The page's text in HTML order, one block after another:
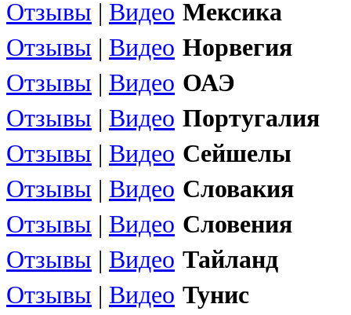
Отзывы | Видео Мексика
Отзывы | Видео Норвегия
Отзывы | Видео ОАЭ
Отзывы | Видео Португалия
Отзывы | Видео Сейшелы
Отзывы | Видео Словакия
Отзывы | Видео Словения
Отзывы | Видео Тайланд
Отзывы | Видео Тунис